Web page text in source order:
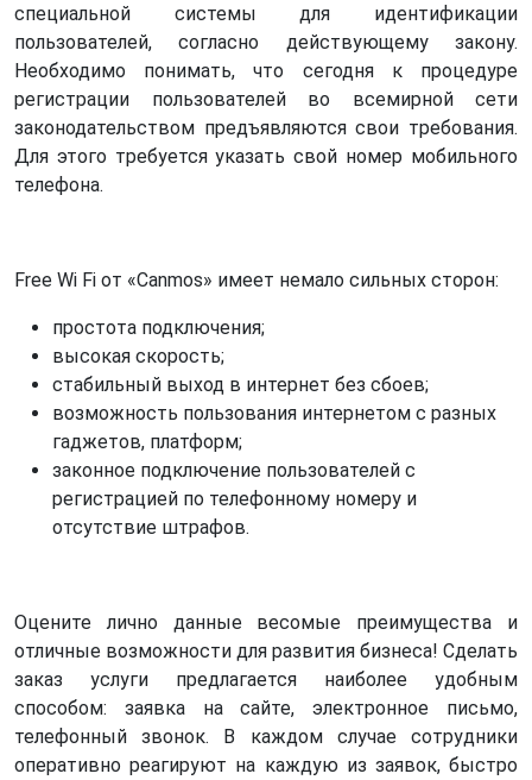
специальной системы для идентификации
пользователей, согласно действующему закону.
Необходимо понимать, что сегодня к процедуре
регистрации пользователей во всемирной сети
законодательством предъявляются свои требования.
Для этого требуется указать свой номер мобильного
телефона.
Free Wi Fi от «Canmos» имеет немало сильных сторон:
простота подключения;
высокая скорость;
стабильный выход в интернет без сбоев;
возможность пользования интернетом с разных
гаджетов, платформ;
законное подключение пользователей с
регистрацией по телефонному номеру и
отсутствие штрафов.
Оцените лично данные весомые преимущества и
отличные возможности для развития бизнеса! Сделать
заказ услуги предлагается наиболее удобным
способом: заявка на сайте, электронное письмо,
телефонный звонок. В каждом случае сотрудники
оперативно реагируют на каждую из заявок, быстро